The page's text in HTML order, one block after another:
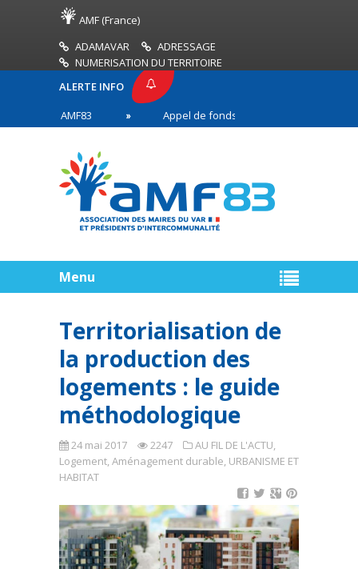
AMF (France)
ADAMAVAR
ADRESSAGE
NUMERISATION DU TERRITOIRE
ALERTE INFO
AMF83
Appel de fonds incendies de forêt
en première ligne
Menu
Territorialisation de
la production des
logements : le guide
méthodologique
24 mai 2017 2247 AU FIL DE L'ACTU,
Logement, Aménagement durable, URBANISME ET
HABITAT